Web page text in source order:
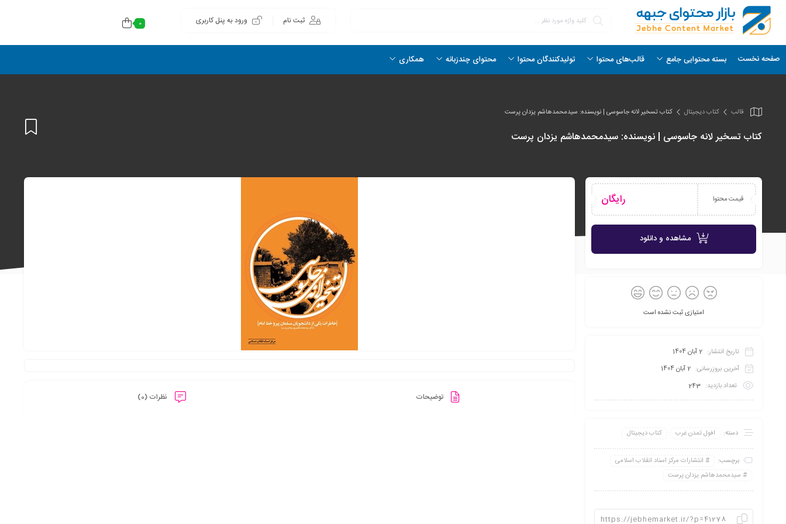
ثبت نام ورود به پنل کاربری 0
صفحه نخست بسته محتوایی جامع قالب‌های محتوا تولیدکنندگان محتوا محتوای چندزبانه همکاری
قالب کتاب دیجیتال کتاب تسخیر لانه جاسوسی | نویسنده: سیدمحمدهاشم یزدان پرست
کتاب تسخیر لانه جاسوسی | نویسنده: سیدمحمدهاشم یزدان پرست
توضیحات نظرات (0)
قیمت محتوا رایگان
مشاهده و دانلود
امتیازی ثبت نشده است
تاریخ انتشار: 2 آبان 1404
آخرین بروزرسانی: 2 آبان 1404
تعداد بازدید: 243
دسته: افول تمدن غرب کتاب دیجیتال
برچسب:
انتشارات مرکز اسناد انقلاب اسلامی
سیدمحمدهاشم یزدان پرست